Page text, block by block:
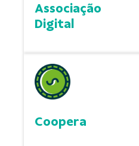
Associação
Digital
Coopera